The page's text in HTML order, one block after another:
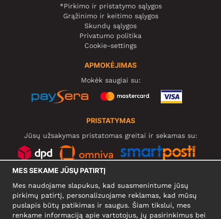
*Pirkimo ir pristatymo sąlygos
Grąžinimo ir keitimo sąlygos
Skundų sąlygos
Privatumo politika
Cookie-settings
APMOKĖJIMAS
Mokėk saugiai su:
PRISTATYMAS
Jūsų užsakymas pristatomas greitai ir sekamas su:
KOMPANIJA
MES SEKAME JŪSŲ PATIRTĮ
Mes naudojame slapukus, kad suasmenintume jūsų
pirkimų patirtį, personalizuojame reklamas, kad mūsų
puslapis būtų patikimas ir saugus. Šiam tikslui, mes
renkame informaciją apie vartotojus, jų pasirinkimus bei